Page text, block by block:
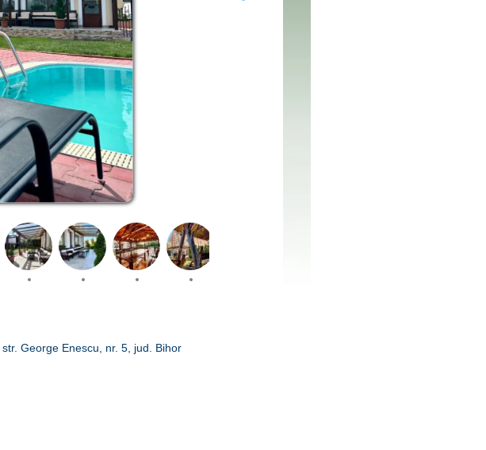
George Enescu, nr. 5, jud. Bihor